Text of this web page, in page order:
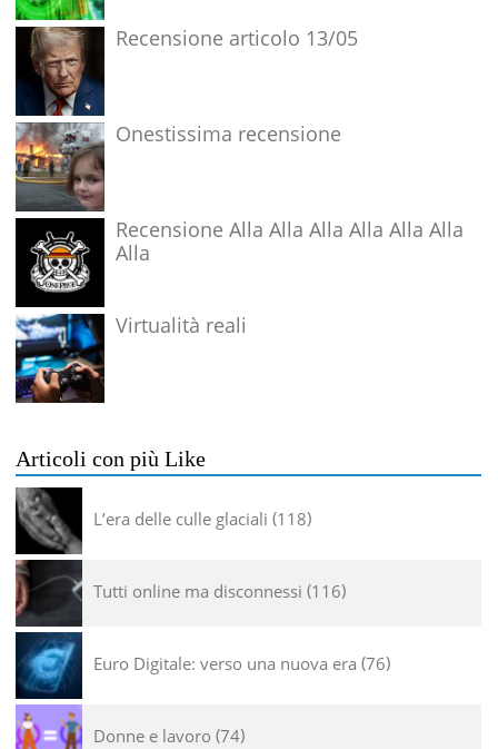
Recensione articolo 13/05
Onestissima recensione
Recensione Alla Alla Alla Alla Alla Alla
Alla
Virtualità reali
Articoli con più Like
L’era delle culle glaciali 118
Tutti online ma disconnessi 116
Euro Digitale: verso una nuova era 76
Donne e lavoro 74